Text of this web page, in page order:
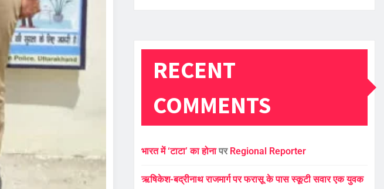
RECENT
COMMENTS
भारत में ‘टाटा’ का होनापर Regional Reporter
ऋषिकेश-बद्रीनाथ राजमार्ग पर फरासू के पास स्कूटी सवार एक युवक